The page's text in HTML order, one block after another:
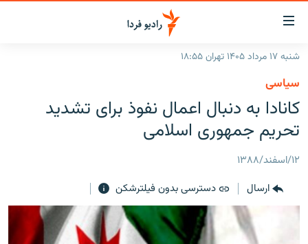
لینک‌های
قابلیت
دسترسی
بازگشت
به
اصلی
رفتن
صفحه
جستجو
ایران
جهان
برنامه‌های رادیویی
فرکانس‌ها
چندرسانه‌ای
گزارش‌های تصویری
شنبه ۱۷ مرداد ۱۴۰۵ تهران ۱۸:۵۵
سیاسی
کانادا به دنبال اعمال نفوذ برای تشدید
تحریم جمهوری اسلامی
۱۲/اسفند/۱۳۸۸
ارسال
دسترسی بدون فیلترشکن